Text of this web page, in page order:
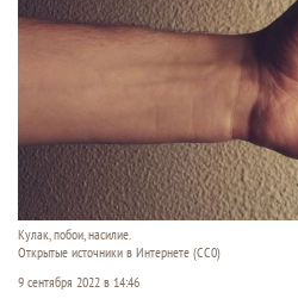
Кулак, побои, насилие.
Открытые источники в Интернете (СС0)
9 сентября 2022 в 14:46